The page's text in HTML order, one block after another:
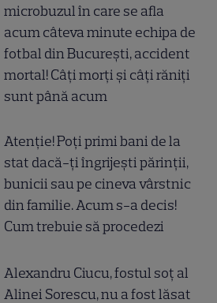
microbuzul în care se afla
acum câteva minute echipa de
fotbal din București, accident
mortal! Câți morți și câți răniți
sunt până acum
Atenție! Poți primi bani de la
stat dacă-ți îngrijești părinții,
bunicii sau pe cineva vârstnic
din familie. Acum s-a decis!
Cum trebuie să procedezi
Alexandru Ciucu, fostul soț al
Alinei Sorescu, nu a fost lăsat